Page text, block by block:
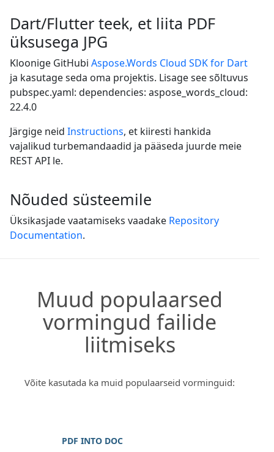
Dart/Flutter teek, et liita PDF
üksusega JPG
Kloonige GitHubi Aspose.Words Cloud SDK for Dart
ja kasutage seda oma projektis. Lisage see sõltuvus
pubspec.yaml: dependencies: aspose_words_cloud:
22.4.0
Järgige neid Instructions, et kiiresti hankida
vajalikud turbemandaadid ja pääseda juurde meie
REST API le.
Nõuded süsteemile
Üksikasjade vaatamiseks vaadake Repository
Documentation.
Muud populaarsed
vormingud failide
liitmiseks
Võite kasutada ka muid populaarseid vorminguid:
PDF INTO DOC